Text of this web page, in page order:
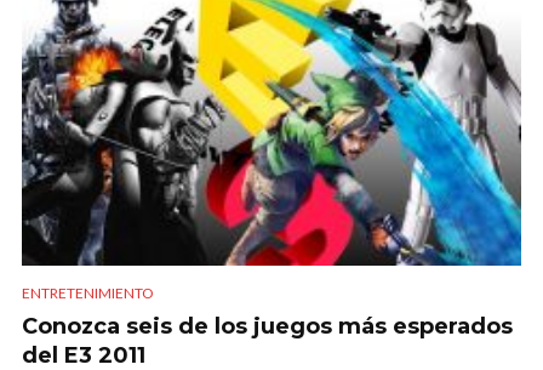
ENTRETENIMIENTO
Conozca seis de los juegos más esperados
del E3 2011